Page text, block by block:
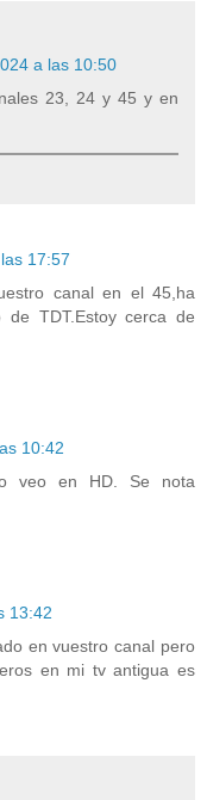
a las 10:50
23, 24 y 45 y en
17:57
canal en el 45,ha
de TDT.Estoy cerca de
10:42
veo en HD. Se nota
13:42
en vuestro canal pero
en mi tv antigua es